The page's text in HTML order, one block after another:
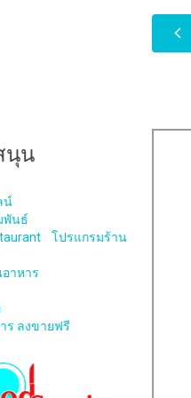
นุน
น์
พันธ์
โปรแกรมร้าน
าหาร
ร ลงขายฟรี